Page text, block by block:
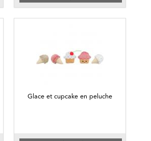
Glace et cupcake en peluche